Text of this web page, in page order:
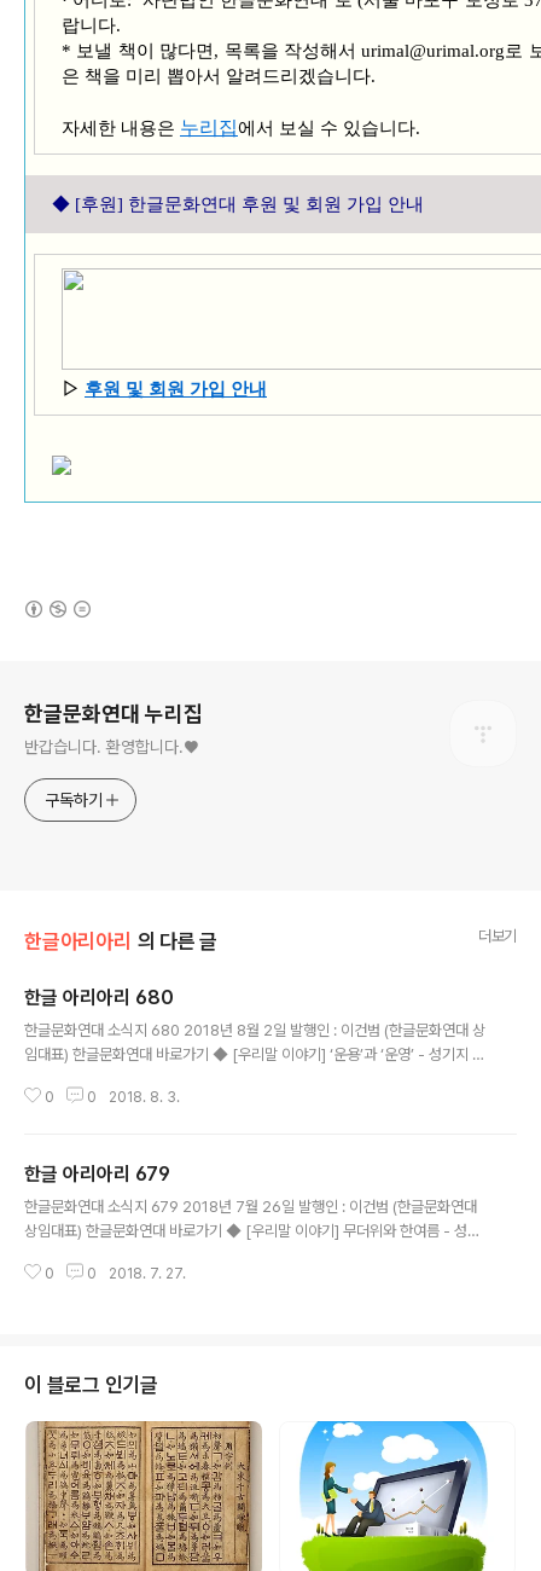
랍니다.
* 보낼 책이 많다면, 목록을 작성해서 urimal@urimal.org로
은 책을 미리 뽑아서 알려드리겠습니다.
자세한 내용은 누리집에서 보실 수 있습니다.
◆ [후원] 한글문화연대 후원 및 회원 가입 안내
▷ 후원 및 회원 가입 안내
한글문화연대 누리집
반갑습니다. 환영합니다.♥
구독하기
한글아리아리 의 다른 글 더보기
한글 아리아리 680
한글문화연대 소식지 680 2018년 8월 2일 발행인 : 이건범 (한글문화연대 상
임대표) 한글문화연대 바로가기 ◆ [우리말 이야기] ‘운용’과 ‘운영’ - 성기지 운
리고 있다. 국어사전에서는 운영을 “조직이나 기구, 사업체 따위를 경영하는
에서는 ‘운영’이고, “자본의 운용”, “법의 운용을 멋대로 하다”, “기금을 잘 운용
하다” 등에서는 ‘운용’이 되겠다. 다시 말해서 운영은 단체나 조직 따위를 경영
한다는 뜻이고, 운용은 자본이나 자원 따위를 사용한다는 뜻이다..
0 0 2018. 8. 3.
한글 아리아리 679
한글문화연대 소식지 679 2018년 7월 26일 발행인 : 이건범 (한글문화연대
상임대표) 한글문화연대 바로가기 ◆ [우리말 이야기] 무더위와 한여름 - 성기
‘찌다’는 말은 물을 끓여서 뜨거운 김으로 익히는 것을 가리킨다. 그러니 찌는 듯
‘한여름’, ‘한겨울’이라는 말을 자주 쓴다. 그러나 ‘한봄’이나 ‘한가을’이라고 말하
지는 않는데, 그것은 이때의 ‘한’이라는 말이 “한창”이라는 뜻을 ..
0 0 2018. 7. 27.
이 블로그 인기글